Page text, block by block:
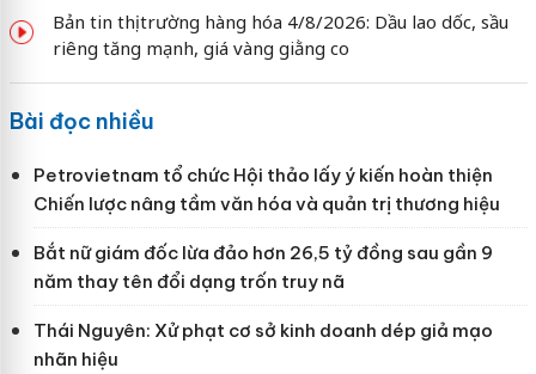
Bản tin thị trường hàng hóa 4/8/2026: Dầu lao dốc, sầu
riêng tăng mạnh, giá vàng giằng co
Bài đọc nhiều
Petrovietnam tổ chức Hội thảo lấy ý kiến hoàn thiện
Chiến lược nâng tầm văn hóa và quản trị thương hiệu
Bắt nữ giám đốc lừa đảo hơn 26,5 tỷ đồng sau gần 9
năm thay tên đổi dạng trốn truy nã
Thái Nguyên: Xử phạt cơ sở kinh doanh dép giả mạo
nhãn hiệu